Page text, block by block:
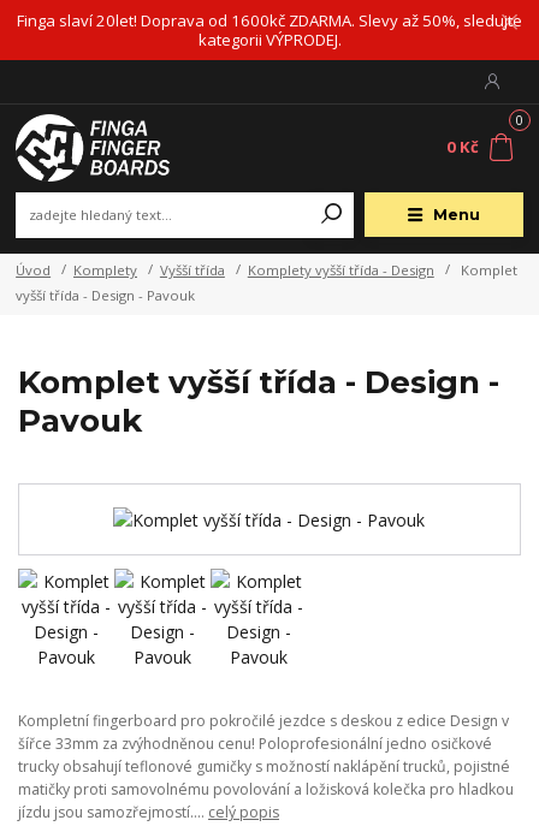
Finga slaví 20let! Doprava od 1600kč ZDARMA. Slevy až 50%, sledujte
kategorii VÝPRODEJ.
Menu
0
0 Kč
Úvod Komplety Vyšší třída Komplety vyšší třída - Design
Komplet
vyšší třída - Design - Pavouk
Komplet vyšší třída - Design -
Pavouk
Kompletní fingerboard pro pokročilé jezdce s deskou z edice Design v
šířce 33mm za zvýhodněnou cenu! Poloprofesionální jedno osičkové
trucky obsahují teflonové gumičky s možností naklápění trucků, pojistné
matičky proti samovolnému povolování a ložisková kolečka pro hladkou
jízdu jsou samozřejmostí.... celý popis